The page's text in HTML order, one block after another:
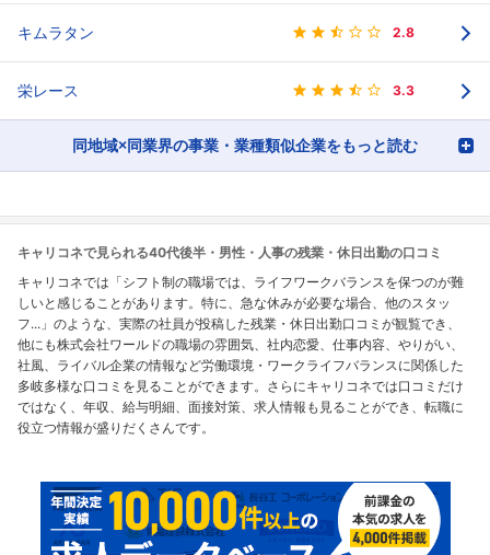
キムラタン 2.8
栄レース 3.3
同地域×同業界の事業・業種類似企業をもっと読む
キャリコネで見られる40代後半・男性・人事の残業・休日出勤の口コミ
キャリコネでは「シフト制の職場では、ライフワークバランスを保つのが難
しいと感じることがあります。特に、急な休みが必要な場合、他のスタッ
フ...」のような、実際の社員が投稿した残業・休日出勤口コミが観覧でき、
他にも株式会社ワールドの職場の雰囲気、社内恋愛、仕事内容、やりがい、
社風、ライバル企業の情報など労働環境・ワークライフバランスに関係した
多岐多様な口コミを見ることができます。さらにキャリコネでは口コミだけ
ではなく、年収、給与明細、面接対策、求人情報も見ることができ、転職に
役立つ情報が盛りだくさんです。